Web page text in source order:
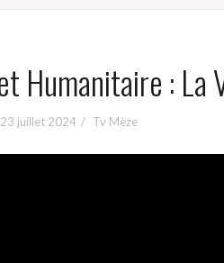
Humanitaire : La
23 juillet 2024 Tv Mèze